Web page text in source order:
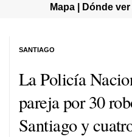
Mapa | Dónde
La Policía
pareja por 30
Santiago y
SANTIAGO